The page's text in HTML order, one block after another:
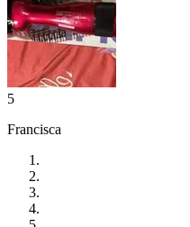
5
Francisca